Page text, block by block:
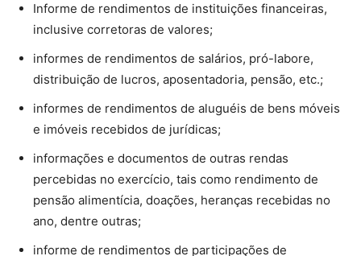
Informe de rendimentos de instituições financeiras,
inclusive corretoras de valores;
informes de rendimentos de salários, pró-labore,
distribuição de lucros, aposentadoria, pensão, etc.;
informes de rendimentos de aluguéis de bens móveis
e imóveis recebidos de jurídicas;
informações e documentos de outras rendas
percebidas no exercício, tais como rendimento de
pensão alimentícia, doações, heranças recebidas no
ano, dentre outras;
informe de rendimentos de participações de